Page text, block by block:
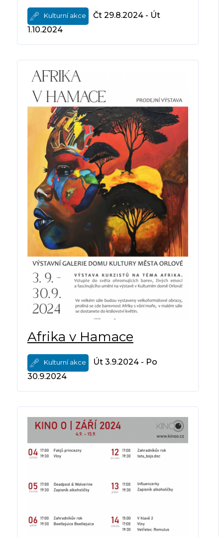
Kulturní akce
Čt 29.8.2024 - Út
1.10.2024
Afrika v Hamace
Kulturní akce
Út 3.9.2024 - Po
30.9.2024